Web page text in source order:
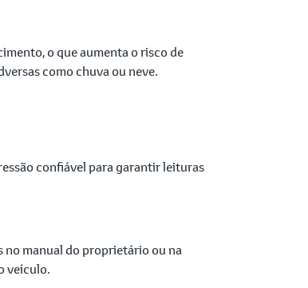
o que aumenta o risco de
como chuva ou neve.
confiável para garantir leituras
no manual do proprietário ou na
veículo.